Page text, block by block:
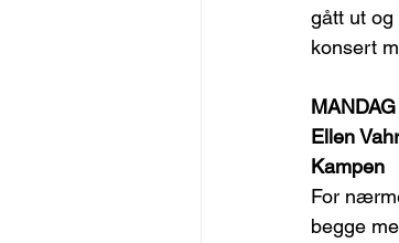
gått ut og
konsert
Ellen
Kampen
For
begge